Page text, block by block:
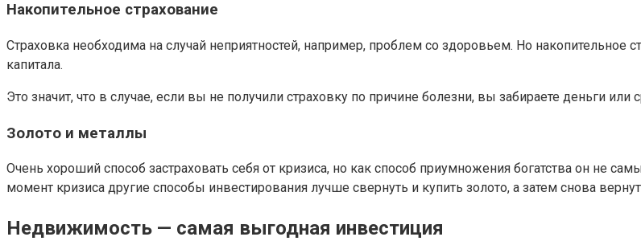
Накопительное страхование
Страховка необходима на случай неприятностей, например, проблем со здоровьем. Но накопительное
капитала.
Это значит, что в случае, если вы не получили страховку по причине болезни, вы забираете деньги
Золото и металлы
Очень хороший способ застраховать себя от кризиса, но как способ приумножения богатства он
момент кризиса другие способы инвестирования лучше свернуть и купить золото, а затем снова
Недвижимость — самая выгодная инвестиция